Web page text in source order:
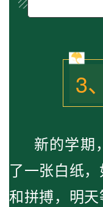
3
新的学期
了一张白纸
和拼搏，明